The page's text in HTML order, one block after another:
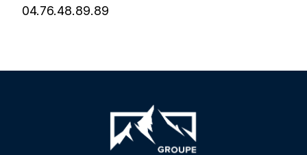
04.76.48.89.89